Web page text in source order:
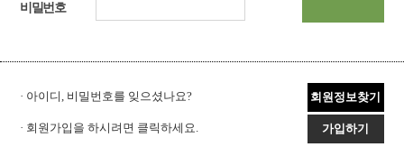
비밀번호
· 아이디, 비밀번호를 잊으셨나요? 회원정보찾기
· 회원가입을 하시려면 클릭하세요. 가입하기